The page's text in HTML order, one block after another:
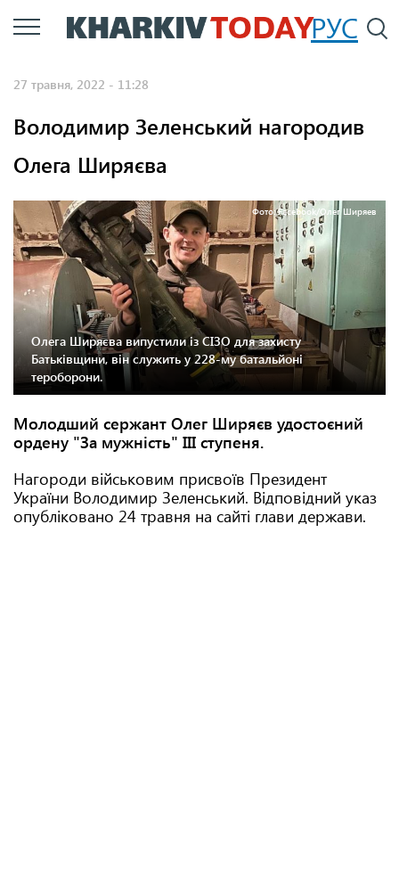
Перейти
до
РУС
27 травня, 2022 - 11:28
Володимир Зеленський нагородив
Олега Ширяєва
Фото: Facebook/Олег Ширяев
Олега Ширяєва випустили із СІЗО для захисту
Батьківщини, він служить у 228-му батальйоні
тероборони.
Молодший сержант Олег Ширяєв удостоєний
ордену "За мужність" ІІІ ступеня.
Нагороди військовим присвоїв Президент
України Володимир Зеленський. Відповідний указ
опубліковано 24 травня на сайті глави держави.